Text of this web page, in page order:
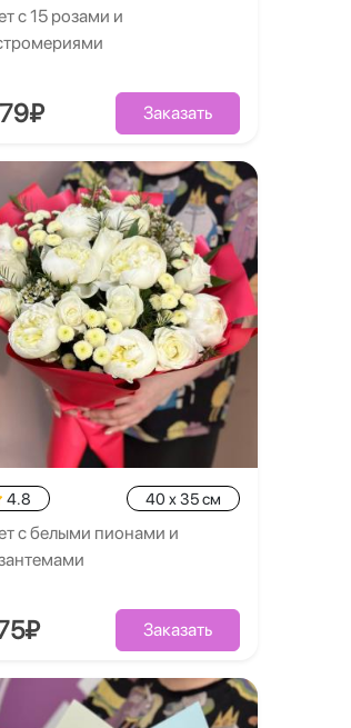
с 15 розами и
Заказать
4.8 40 x 35 см
с белыми пионами и
Заказать